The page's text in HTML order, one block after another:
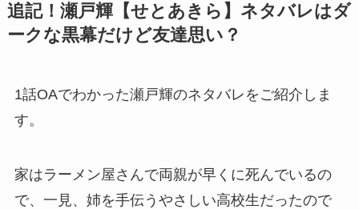
追記！瀬戸輝【せとあきら】ネタバレはダ
ークな黒幕だけど友達思い？
1話OAでわかった瀬戸輝のネタバレをご紹介しま
す。
家はラーメン屋さんで両親が早くに死んでいるの
で、一見、姉を手伝うやさしい高校生だったので